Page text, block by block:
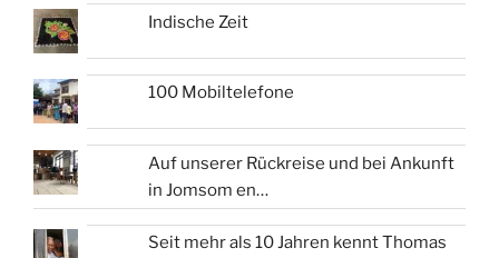
Indische Zeit
100 Mobiltelefone
Auf unserer Rückreise und bei Ankunft
in Jomsom en…
Seit mehr als 10 Jahren kennt Thomas